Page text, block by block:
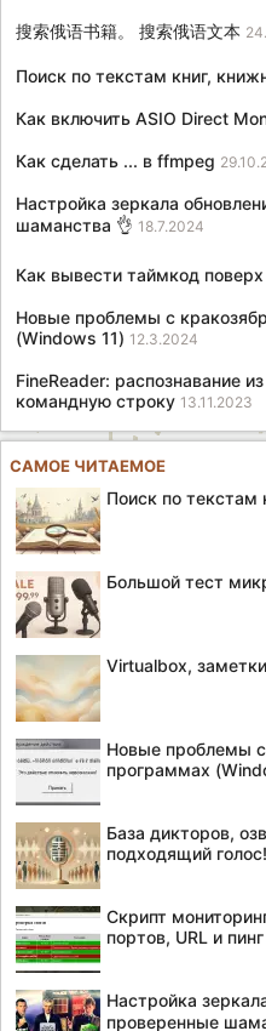
搜索俄语书籍。 搜索俄语文本
Поиск по текстам книг,
Как включить ASIO Direct
Как сделать ... в ffmpeg
Настройка зеркала
шаманства 👌 18.7.2024
Как вывести таймкод
Новые проблемы с
(Windows 11) 12.3.2024
FineReader: распознавание
командную строку 13.11.2023
САМОЕ ЧИТАЕМОЕ
Поиск по текстам
Большой тест
Virtualbox, заметки
Новые проблемы
программах
База дикторов,
подходящий голос!
Скрипт
портов, URL и
Настройка
проверенные